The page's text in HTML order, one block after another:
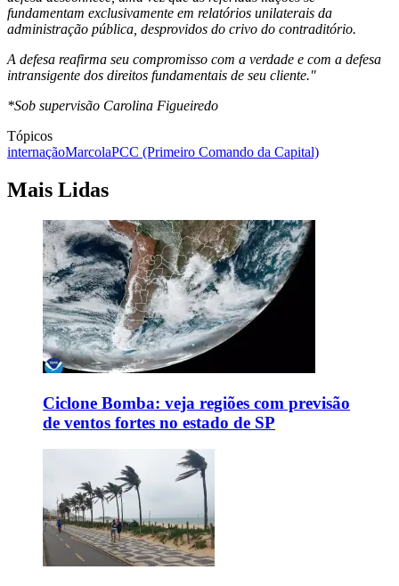
fundamentam exclusivamente em relatórios unilaterais da
administração pública, desprovidos do crivo do contraditório.
A defesa reafirma seu compromisso com a verdade e com a defesa
intransigente dos direitos fundamentais de seu cliente."
*Sob supervisão Carolina Figueiredo
Tópicos
internaçãoMarcolaPCC (Primeiro Comando da Capital)
Mais Lidas
Ciclone Bomba: veja regiões com previsão
de ventos fortes no estado de SP